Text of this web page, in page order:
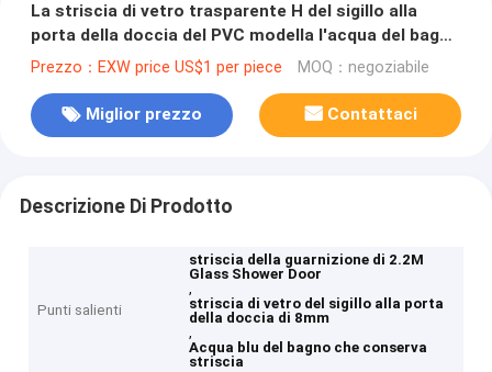
La striscia di vetro trasparente H del sigillo alla
porta della doccia del PVC modella l'acqua del bagno
che conserva la striscia
Prezzo：EXW price US$1 per piece MOQ：negoziabile
Miglior prezzo Contattaci
Descrizione Di Prodotto
Punti salienti
striscia della guarnizione di 2.2M
Glass Shower Door
,
striscia di vetro del sigillo alla porta
della doccia di 8mm
,
Acqua blu del bagno che conserva
striscia